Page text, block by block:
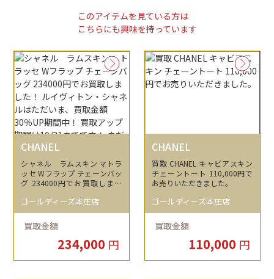
このアイテムを見ている方は
こちらにも興味を持っています
CHANEL
シャネル ラムスキン マトラ
ッセ Wフラップ チェーンバッ
グ 234000円でお買取しまし
はただいま、買取金額30％UP
期間中！ 買取アップ期間は1
0/31までです！ まだお見積り
されていないかたは是非キャ
ンペーン期間中にお見積りお
越し下さい！
ゴールディーズ本庄店
買取金額
234,000 円
CHANEL
買取 CHANEL キャビアスキン
チェーントート 110,000円で
お売りいただきました。
ゴールディーズ本庄店
買取金額
110,000 円